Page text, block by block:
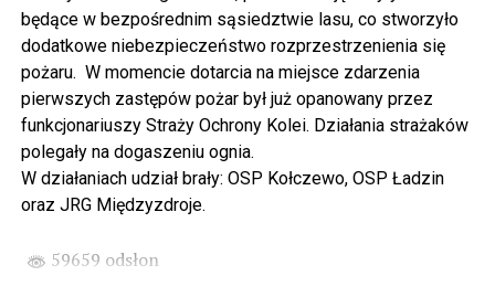
spod biblioteki). O godzinie 19.00 w kolegiacie
wysłuchamy organowego koncertu w wykonaniu
państwa Witkowskich.
Wyjątkowym wydarzeniem będzie koncert w wykonaniu
Kawuś Music Project, podczas którego wysłuchamy
polskich przebojów w jazzowej aranżacji (godz. 20.00
przed biblioteką). Podczas koncertu zaplanowaliśmy dla
będące w bezpośrednim sąsiedztwie lasu, co stworzyło
dodatkowe niebezpieczeństwo rozprzestrzenienia się
pożaru. W momencie dotarcia na miejsce zdarzenia
pierwszych zastępów pożar był już opanowany przez
funkcjonariuszy Straży Ochrony Kolei. Działania strażaków
polegały na dogaszeniu ognia.
W działaniach udział brały: OSP Kołczewo, OSP Ładzin
oraz JRG Międzyzdroje.
59659 odsłon